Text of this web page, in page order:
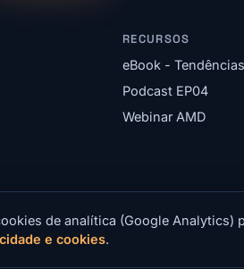
RECURSOS
eBook - Tendências
Podcast EP04
Webinar AMD
de analítica (Google Analytics)
e cookies.